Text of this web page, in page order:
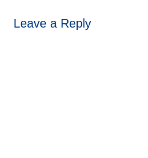
Leave a Reply